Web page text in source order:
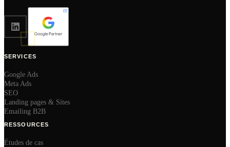
SERVICES
Google Ads
Meta Ads
SEO
Landing pages & Sites
Emailing B2B
RESSOURCES
Études de cas